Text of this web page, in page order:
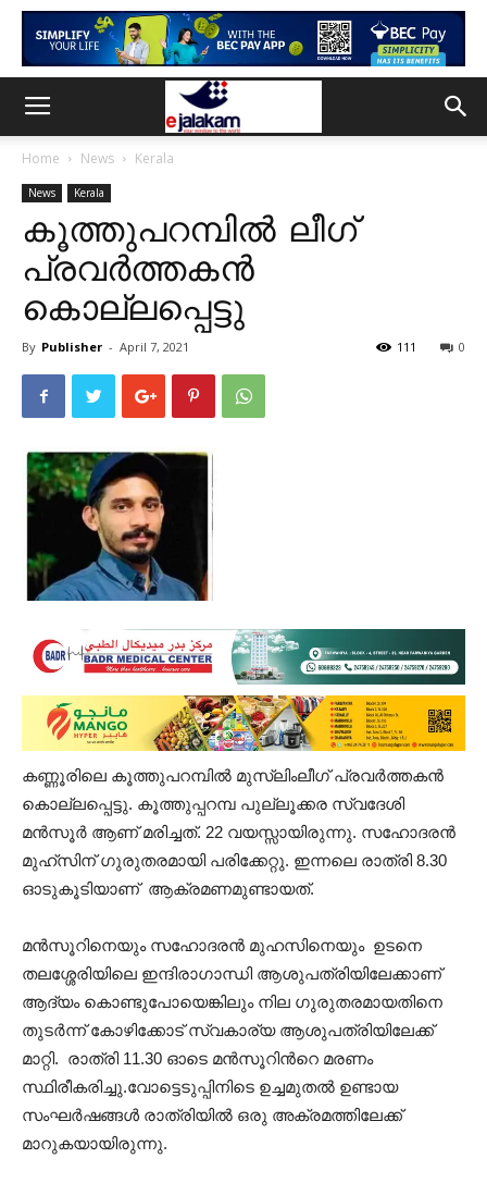
Home News Kerala
News Kerala
കൂത്തുപറമ്പിൽ ലീഗ്
പ്രവർത്തകൻ
കൊല്ലപ്പെട്ടു
By Publisher - April 7, 2021 0
111
കണ്ണൂരിലെ കൂത്തുപറമ്പിൽ മുസ്ലിംലീഗ് പ്രവർത്തകൻ
കൊല്ലപ്പെട്ടു. കൂത്തുപ്പറമ്പ പുല്ലൂക്കര സ്വദേശി
മൻസൂർ ആണ് മരിച്ചത്. 22 വയസ്സായിരുന്നു. സഹോദരൻ
മുഹ്‍സിന് ഗുരുതരമായി പരിക്കേറ്റു. ഇന്നലെ രാത്രി 8.30
ഓടുകൂടിയാണ് ആക്രമണമുണ്ടായത്.
മൻസൂറിനെയും സഹോദരൻ മുഹസിനെയും ഉടനെ
തലശ്ശേരിയിലെ ഇന്ദിരാഗാന്ധി ആശുപത്രിയിലേക്കാണ്
ആദ്യം കൊണ്ടുപോയെങ്കിലും നില ഗുരുതരമായതിനെ
തുടർന്ന് കോഴിക്കോട് സ്വകാര്യ ആശുപത്രിയിലേക്ക്
മാറ്റി. രാത്രി 11.30 ഓടെ മന്‍സൂറിന്‍റെ മരണം
സ്ഥിരീകരിച്ചു.വോട്ടെടുപ്പിനിടെ ഉച്ചമുതല്‍ ഉണ്ടായ
സംഘര്‍ഷങ്ങള്‍ രാത്രിയില്‍ ഒരു അക്രമത്തിലേക്ക്
മാറുകയായിരുന്നു.